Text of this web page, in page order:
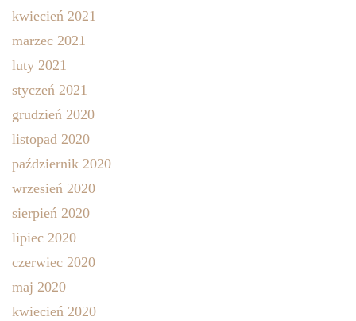
kwiecień 2021
marzec 2021
luty 2021
styczeń 2021
grudzień 2020
listopad 2020
październik 2020
wrzesień 2020
sierpień 2020
lipiec 2020
czerwiec 2020
maj 2020
kwiecień 2020